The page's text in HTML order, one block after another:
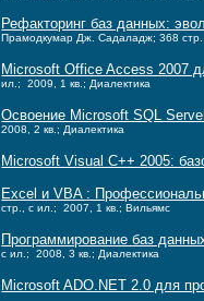
Рефакторинг баз данных:
Прамодкумар Дж. Садаладж; 368
Microsoft Office Access 2007
ил.; 2009, 1 кв.; Диалектика
Освоение Microsoft SQL
2008, 2 кв.; Диалектика
Microsoft Visual C++ 2005:
Excel и VBA :
стр., с ил.; 2007, 1 кв.; Вильямс
Программирование баз
с ил.; 2008, 3 кв.; Диалектика
Microsoft ADO.NET 2.0 для